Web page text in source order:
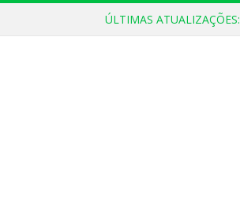
ÚLTIMAS ATUALIZAÇÕES: